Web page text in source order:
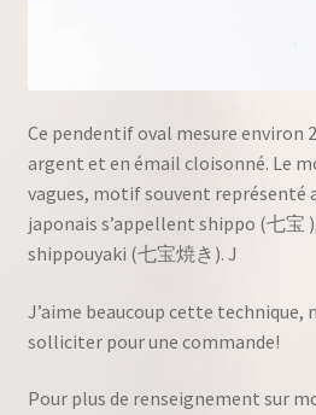
Ce pendentif oval mesure environ
argent et en émail cloisonné. Le
vagues, motif souvent représenté
japonais s’appellent shippo (七宝
shippouyaki (七宝焼き). J
J’aime beaucoup cette technique,
solliciter pour une commande!
Pour plus de renseignement sur